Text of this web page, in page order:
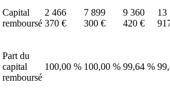
Capital
remboursé
2 466
370 €
7 899
300 €
9 360
420 €
13
Part du
capital
remboursé
100,00 % 100,00 % 99,64 %